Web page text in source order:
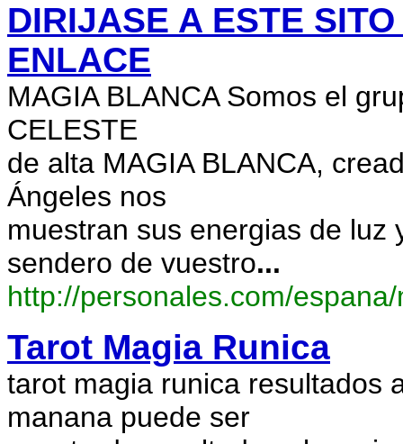
DIRIJASE A ESTE
ENLACE
MAGIA BLANCA Somos el
CELESTE
de alta MAGIA BLANCA,
Ángeles nos
muestran sus energias de
sendero de vuestro...
http://personales.com/
Tarot Magia Runica
tarot magia runica resultados
manana puede ser